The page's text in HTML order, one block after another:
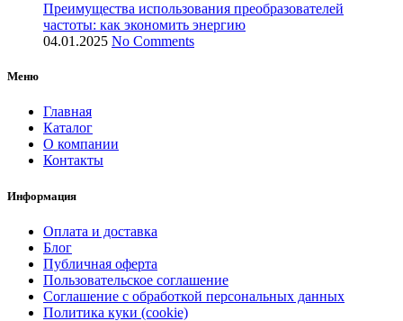
Преимущества использования преобразователей
частоты: как экономить энергию
04.01.2025 No Comments
Меню
Главная
Каталог
О компании
Контакты
Информация
Оплата и доставка
Блог
Публичная оферта
Пользовательское соглашение
Соглашение с обработкой персональных данных
Политика куки (cookie)